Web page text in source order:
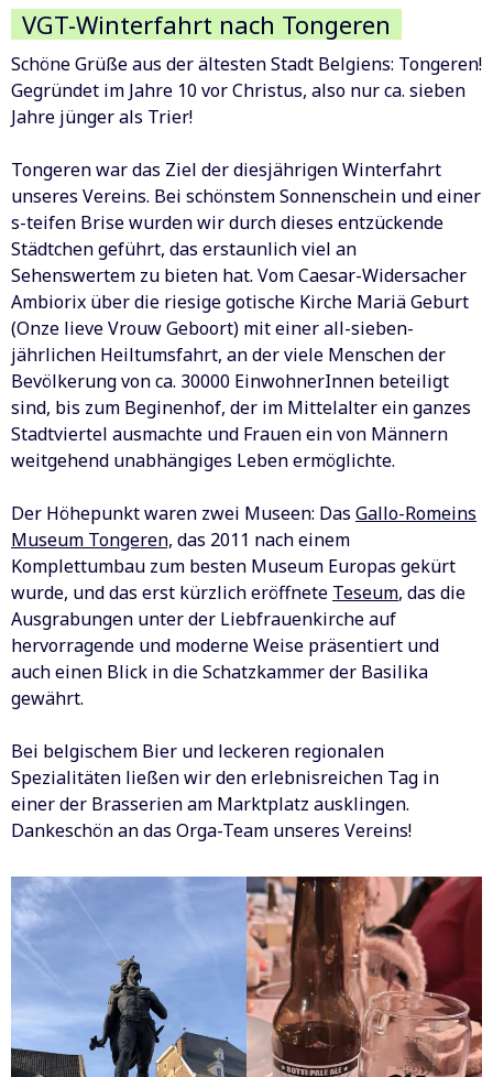
VGT-Winterfahrt nach Tongeren
Schöne Grüße aus der ältesten Stadt Belgiens: Tongeren!
Gegründet im Jahre 10 vor Christus, also nur ca. sieben
Jahre jünger als Trier!
Tongeren war das Ziel der diesjährigen Winterfahrt
unseres Vereins. Bei schönstem Sonnenschein und einer
s-teifen Brise wurden wir durch dieses entzückende
Städtchen geführt, das erstaunlich viel an
Sehenswertem zu bieten hat. Vom Caesar-Widersacher
Ambiorix über die riesige gotische Kirche Mariä Geburt
(Onze lieve Vrouw Geboort) mit einer all-sieben-
jährlichen Heiltumsfahrt, an der viele Menschen der
Bevölkerung von ca. 30000 EinwohnerInnen beteiligt
sind, bis zum Beginenhof, der im Mittelalter ein ganzes
Stadtviertel ausmachte und Frauen ein von Männern
weitgehend unabhängiges Leben ermöglichte.
Der Höhepunkt waren zwei Museen: Das Gallo-Romeins
Museum Tongeren, das 2011 nach einem
Komplettumbau zum besten Museum Europas gekürt
wurde, und das erst kürzlich eröffnete Teseum, das die
Ausgrabungen unter der Liebfrauenkirche auf
hervorragende und moderne Weise präsentiert und
auch einen Blick in die Schatzkammer der Basilika
gewährt.
Bei belgischem Bier und leckeren regionalen
Spezialitäten ließen wir den erlebnisreichen Tag in
einer der Brasserien am Marktplatz ausklingen.
Dankeschön an das Orga-Team unseres Vereins!